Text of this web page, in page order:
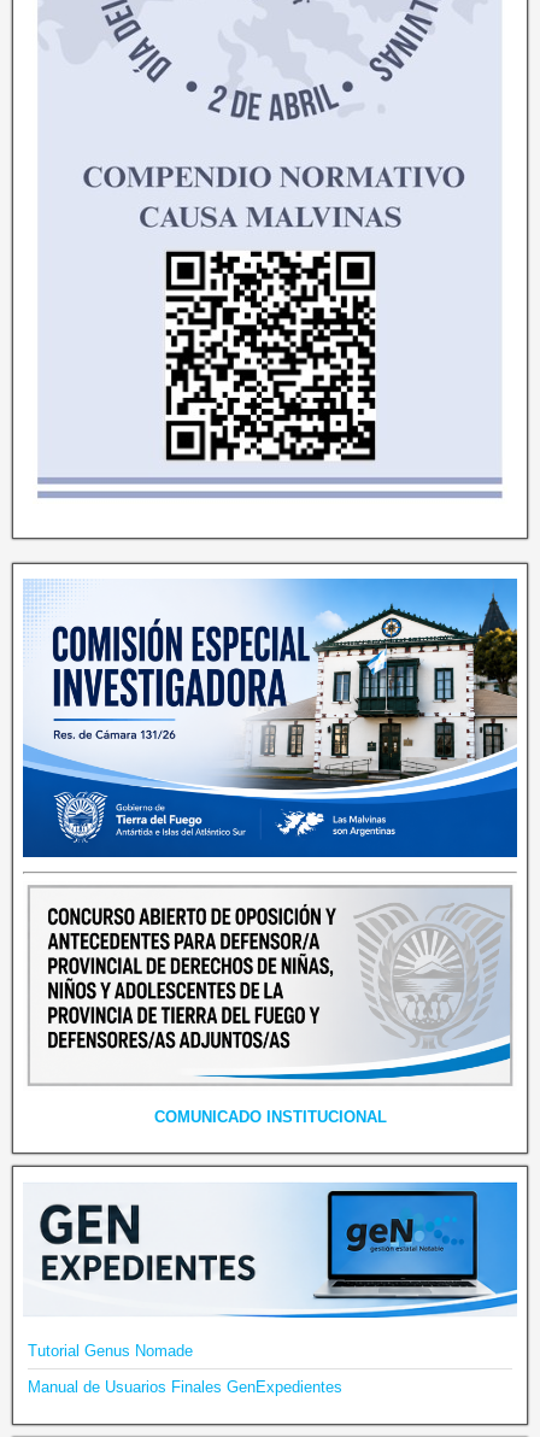
COMUNICADO INSTITUCIONAL
Tutorial Genus Nomade
Manual de Usuarios Finales GenExpedientes